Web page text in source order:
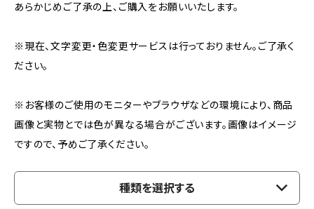
あらかじめご了承の上、ご購入をお願いいたします。
※現在、文字変更・色変更サービスは行っておりません。ご了承く
ださい。
※お客様のご使用のモニターやブラウザなどの環境により、商品
画像と実物とでは色が異なる場合がございます。画像はイメージ
ですので、予めご了承ください。
種類を選択する